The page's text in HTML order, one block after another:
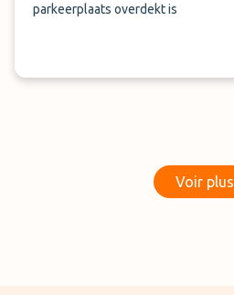
parkeerplaats overdekt is
Voir plus